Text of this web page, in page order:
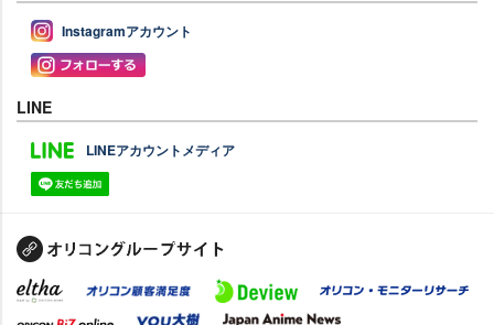
Instagramアカウント
LINE
LINEアカウントメディア